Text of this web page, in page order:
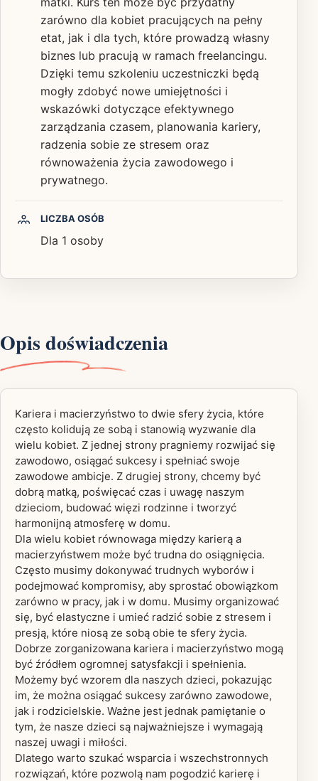
zarówno dla kobiet pracujących na pełny
etat, jak i dla tych, które prowadzą własny
biznes lub pracują w ramach freelancingu.
Dzięki temu szkoleniu uczestniczki będą
mogły zdobyć nowe umiejętności i
wskazówki dotyczące efektywnego
zarządzania czasem, planowania kariery,
radzenia sobie ze stresem oraz
równoważenia życia zawodowego i
prywatnego.
LICZBA OSÓB
Dla 1 osoby
Opis doświadczenia
Kariera i macierzyństwo to dwie sfery życia, które
często kolidują ze sobą i stanowią wyzwanie dla
wielu kobiet. Z jednej strony pragniemy rozwijać się
zawodowo, osiągać sukcesy i spełniać swoje
zawodowe ambicje. Z drugiej strony, chcemy być
dobrą matką, poświęcać czas i uwagę naszym
dzieciom, budować więzi rodzinne i tworzyć
harmonijną atmosferę w domu.
Dla wielu kobiet równowaga między karierą a
macierzyństwem może być trudna do osiągnięcia.
Często musimy dokonywać trudnych wyborów i
podejmować kompromisy, aby sprostać obowiązkom
zarówno w pracy, jak i w domu. Musimy organizować
się, być elastyczne i umieć radzić sobie z stresem i
presją, które niosą ze sobą obie te sfery życia.
Dobrze zorganizowana kariera i macierzyństwo mogą
być źródłem ogromnej satysfakcji i spełnienia.
Możemy być wzorem dla naszych dzieci, pokazując
im, że można osiągać sukcesy zarówno zawodowe,
jak i rodzicielskie. Ważne jest jednak pamiętanie o
tym, że nasze dzieci są najważniejsze i wymagają
naszej uwagi i miłości.
Dlatego warto szukać wsparcia i wszechstronnych
rozwiązań, które pozwolą nam pogodzić karierę i